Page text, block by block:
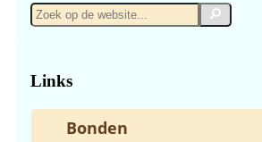
Zoek
op
Zoek
Links
Bonden